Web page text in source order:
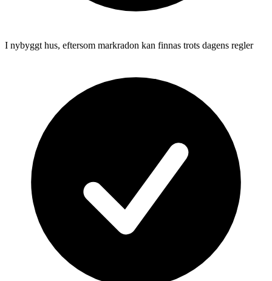
I nybyggt hus, eftersom markradon kan finnas trots dagens regler